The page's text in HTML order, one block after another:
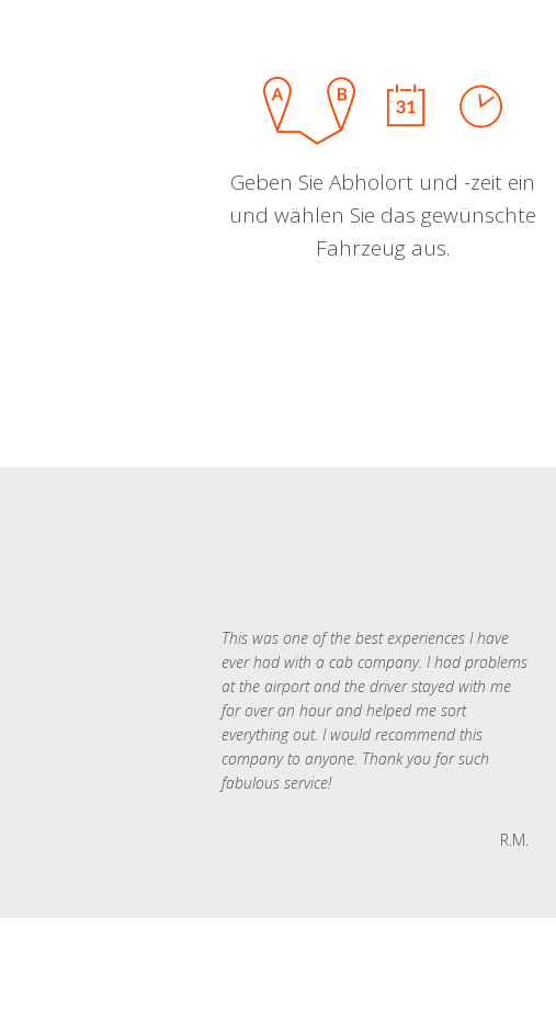
Geben Sie Abholort und -zeit ein
und wählen Sie das gewünschte
Fahrzeug aus.
This was one of the best experiences I have
ever had with a cab company. I had problems
at the airport and the driver stayed with me
for over an hour and helped me sort
everything out. I would recommend this
company to anyone. Thank you for such
fabulous service!
R.M.